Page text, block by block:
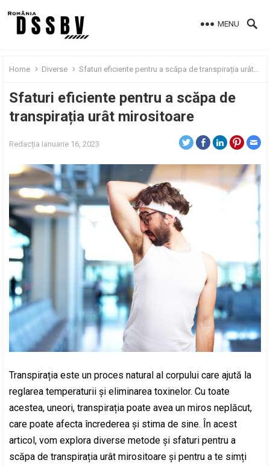
MENU
Home Diverse Sfaturi eficiente pentru a scăpa de transpirația urât mirositoare
Sfaturi eficiente pentru a scăpa de
transpirația urât mirositoare
Redacția Ianuarie 16, 2023
Transpirația este un proces natural al corpului care ajută la
reglarea temperaturii și eliminarea toxinelor. Cu toate
acestea, uneori, transpirația poate avea un miros neplăcut,
care poate afecta încrederea și stima de sine. În acest
articol, vom explora diverse metode și sfaturi pentru a
scăpa de transpirația urât mirositoare și pentru a te simți